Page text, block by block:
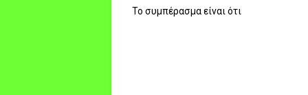
Το συμπέρασμα είναι ότι